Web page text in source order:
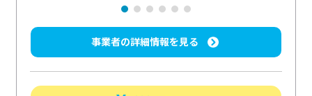
事業者の詳細情報を見る